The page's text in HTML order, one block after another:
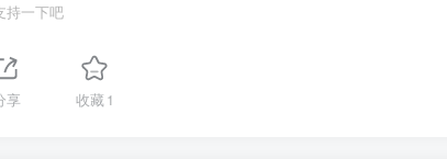
持一下吧
享 收藏1